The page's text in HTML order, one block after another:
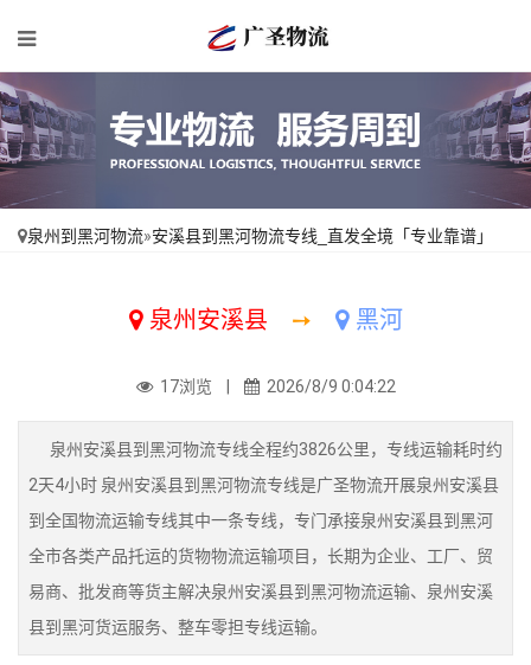
泉州到黑河物流»安溪县到黑河物流专线_直发全境「专业靠谱」
泉州安溪县 ➙ 黑河
17浏览 | 2026/8/9 0:04:22
泉州安溪县到黑河物流专线全程约3826公里，专线运输耗时约
2天4小时 泉州安溪县到黑河物流专线是广圣物流开展泉州安溪县
到全国物流运输专线其中一条专线，专门承接泉州安溪县到黑河
全市各类产品托运的货物物流运输项目，长期为企业、工厂、贸
易商、批发商等货主解决泉州安溪县到黑河物流运输、泉州安溪
县到黑河货运服务、整车零担专线运输。